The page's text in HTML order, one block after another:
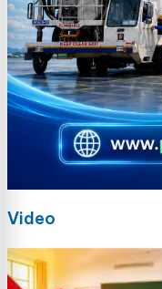
Video